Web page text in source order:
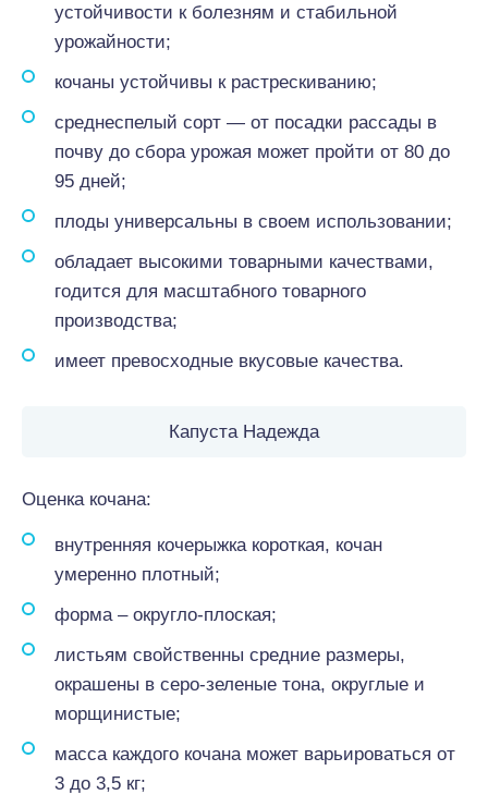
устойчивости к болезням и стабильной
урожайности;
кочаны устойчивы к растрескиванию;
среднеспелый сорт — от посадки рассады в
почву до сбора урожая может пройти от 80 до
95 дней;
плоды универсальны в своем использовании;
обладает высокими товарными качествами,
годится для масштабного товарного
производства;
имеет превосходные вкусовые качества.
Капуста Надежда
Оценка кочана:
внутренняя кочерыжка короткая, кочан
умеренно плотный;
форма – округло-плоская;
листьям свойственны средние размеры,
окрашены в серо-зеленые тона, округлые и
морщинистые;
масса каждого кочана может варьироваться от
3 до 3,5 кг;